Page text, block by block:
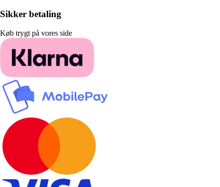
Sikker betaling
Køb trygt på vores side